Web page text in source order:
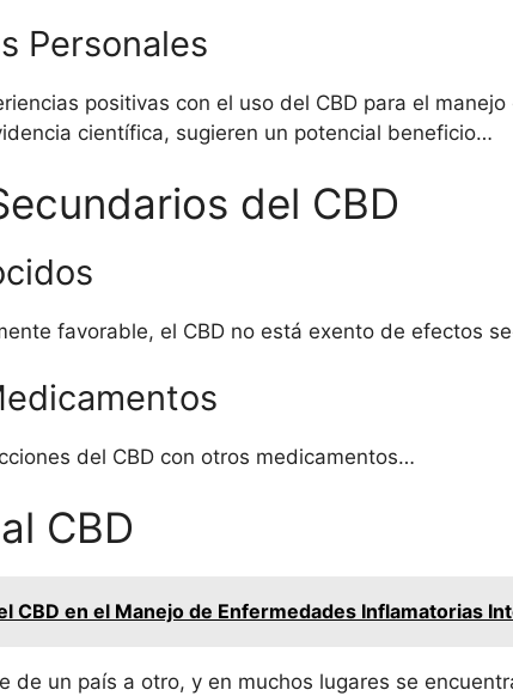
Personales
positivas con el uso del CBD para el
científica, sugieren un potencial beneficio…
del CBD
favorable, el CBD no está exento de efectos
del CBD con otros medicamentos…
CBD
CBD en el Manejo de Enfermedades Inflamatorias
de un país a otro, y en muchos lugares se